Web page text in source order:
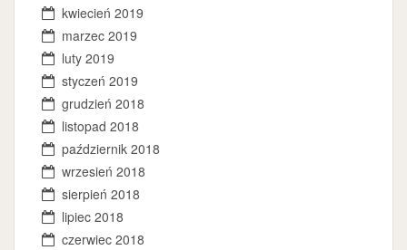
kwiecień 2019
marzec 2019
luty 2019
styczeń 2019
grudzień 2018
listopad 2018
październik 2018
wrzesień 2018
sierpień 2018
lipiec 2018
czerwiec 2018